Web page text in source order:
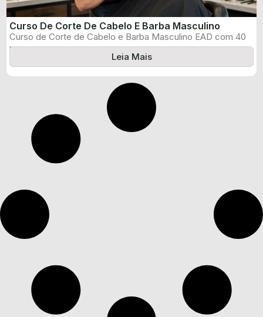
Curso De Corte De Cabelo E Barba Masculino
Curso de Corte de Cabelo e Barba Masculino EAD com 40
horas, certificado ...
Leia Mais